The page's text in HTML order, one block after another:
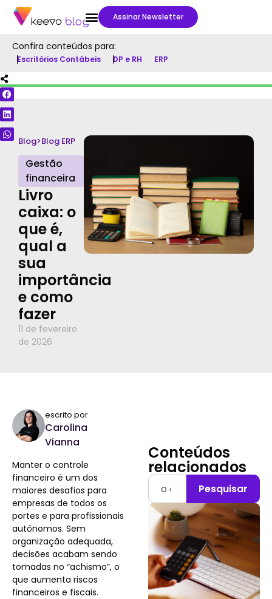
Assinar Newsletter
Confira conteúdos para:
Escritórios Contábeis DP e RH ERP
Blog>Blog ERP
Gestão
financeira
Livro
caixa: o
que é,
qual a
sua
importância
e como
fazer
11 de fevereiro
de 2026
escrito por
Carolina
Vianna
Manter o controle
financeiro é um dos
maiores desafios para
empresas de todos os
portes e para profissionais
autônomos. Sem
organização adequada,
decisões acabam sendo
tomadas no “achismo”, o
que aumenta riscos
financeiros e fiscais.
Conteúdos
relacionados
Pesquisar